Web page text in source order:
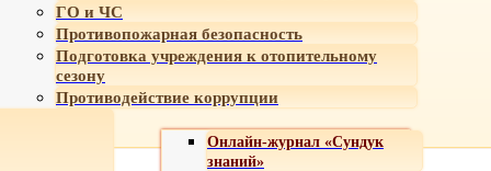
ГО и ЧС
Противопожарная безопасность
Подготовка учреждения к отопительному
сезону
Противодействие коррупции
Онлайн-журнал «Сундук
знаний»